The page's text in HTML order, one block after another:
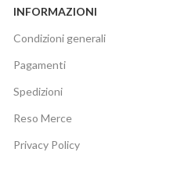
INFORMAZIONI
Condizioni generali
Pagamenti
Spedizioni
Reso Merce
Privacy Policy